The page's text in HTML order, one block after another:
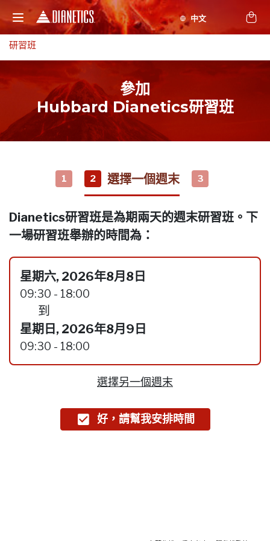
研習班
參加
Hubbard Dianetics研習班
1 2 選擇一個週末 3
Dianetics研習班是為期兩天的週末研習班。下
一場研習班舉辦的時間為：
星期六, 2026年8月8日
09:30 - 18:00
到
星期日, 2026年8月9日
09:30 - 18:00
選擇另一個週末
好，請幫我安排時間